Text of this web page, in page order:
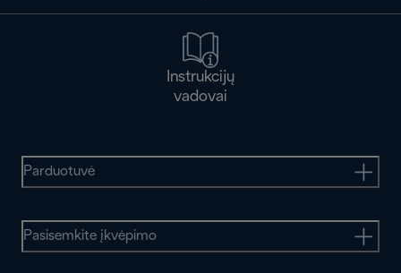
Instrukcijų
vadovai
Parduotuvė
Pasisemkite įkvėpimo